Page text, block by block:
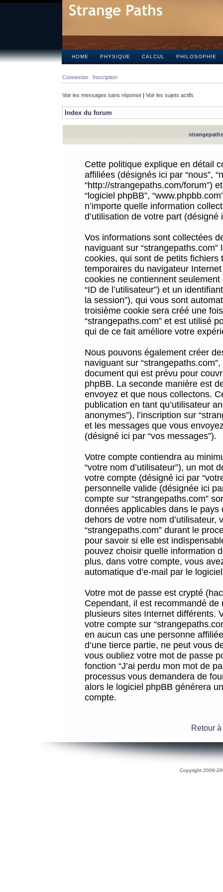
HOME PHYSIQUE CALCUL PHILOSOPHIE
Connexion Inscription
Voir les messages sans réponse | Voir les sujets actifs
Index du forum
Cette politique explique en détail
affiliées (désignés ici par “nous”,
“http://strangepaths.com/forum”)
“logiciel phpBB”,
n’importe quelle information
d’utilisation de votre part (désigné
Vos informations sont collectées
naviguant sur
cookies, qui sont de petits
temporaires du navigateur
cookies ne contiennent
“ID de l’utilisateur”) et un
la session”), qui vous sont
troisième cookie sera créé une
“strangepaths.com” et est utilisé
qui de ce fait améliore votre
Nous pouvons également créer
naviguant sur
document qui est prévu pour
phpBB. La seconde manière est
envoyez et que nous collectons.
publication en tant qu’utilisateur
anonymes”), l’inscription sur
et les messages que vous
(désigné ici par “vos messages”).
Votre compte contiendra au
“votre nom d’utilisateur”), un mot
votre compte (désigné ici par
personnelle valide (désignée ici
compte sur “strangepaths.com”
données applicables dans le
dehors de votre nom
“strangepaths.com” durant le
pour savoir si elle est
pouvez choisir quelle information
plus, dans votre compte, vous
automatique d’e-mail par le
Votre mot de passe est crypté
Cependant, il est recommandé
plusieurs sites Internet différents.
votre compte sur
en aucun cas une personne
d’une tierce partie, ne peut vous
vous oubliez votre mot de passe
fonction “J’ai perdu mon mot de
processus vous demandera de
alors le logiciel phpBB générera
compte.
Retour
Copyright 2006-